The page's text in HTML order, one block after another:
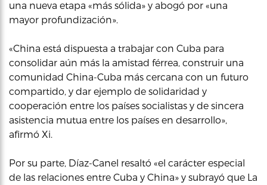
una nueva etapa «más sólida» y abogó por «una
mayor profundización».
«China está dispuesta a trabajar con Cuba para
consolidar aún más la amistad férrea, construir una
comunidad China-Cuba más cercana con un futuro
compartido, y dar ejemplo de solidaridad y
cooperación entre los países socialistas y de sincera
asistencia mutua entre los países en desarrollo»,
afirmó Xi.
Por su parte, Díaz-Canel resaltó «el carácter especial
de las relaciones entre Cuba y China» y subrayó que La